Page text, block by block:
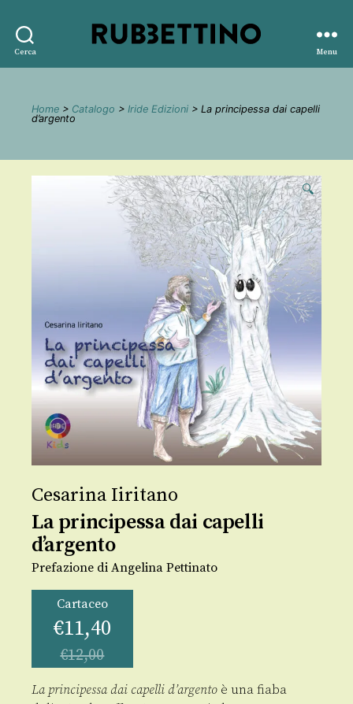
Cerca
editore
Menu
Home > Catalogo > Iride Edizioni > La principessa dai capelli
d’argento
🔍
Cesarina Iiritano
La principessa dai capelli
d’argento
Prefazione di Angelina Pettinato
Cartaceo
€11,40
€12,00
La principessa dai capelli d’argento è una fiaba